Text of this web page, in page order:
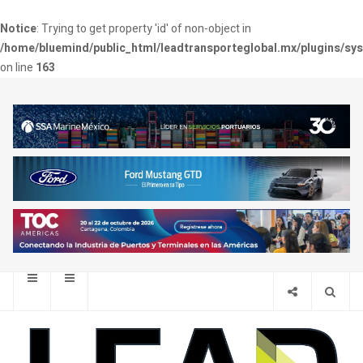
Notice: Trying to get property 'id' of non-object in
/home/bluemind/public_html/leadtransporteglobal.mx/plugins/
on line 163